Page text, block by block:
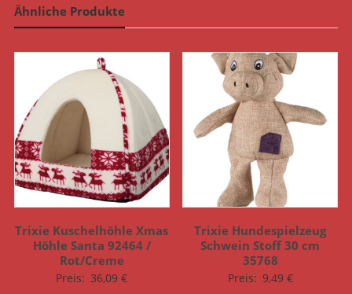
Ähnliche Produkte
Trixie Kuschelhöhle Xmas
Höhle Santa 92464 /
Rot/Creme
Preis: 36,09€
Trixie Hundespielzeug
Schwein Stoff 30 cm
35768
Preis: 9,49 €